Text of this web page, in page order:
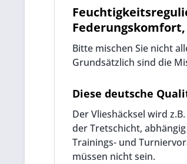
Bitte mischen Sie nicht
Grundsätzlich sind die
Diese deutsche
Der Vlieshäcksel wird
der Tretschicht,
Trainings- und
müssen nicht sein.